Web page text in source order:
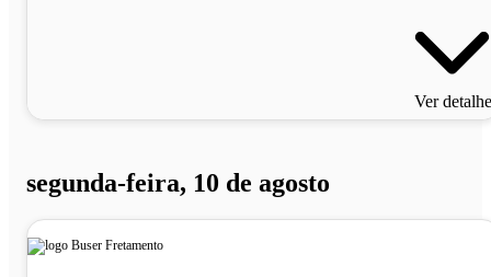
Ver
segunda-feira, 10 de agosto